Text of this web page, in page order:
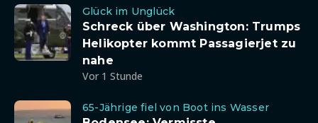
Glück im Unglück
Schreck über Washington: Trumps
Helikopter kommt Passagierjet zu
nahe
Vor 1 Stunde
65-Jährige fiel von Boot ins Wasser